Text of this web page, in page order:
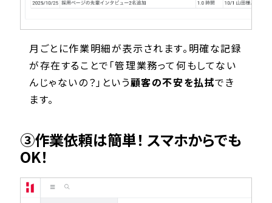
月ごとに作業明細が表示されます。明確な記録
が存在することで「管理業務って何もしてない
んじゃないの？」という顧客の不安を払拭でき
ます。
③作業依頼は簡単！ スマホからでも
OK！